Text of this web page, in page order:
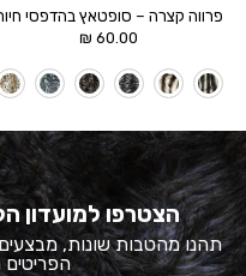
פרווה קצרה – סופטאץ בהדפסי
60.00
₪
הצטרפו למועדון
תהנו מהטבות שונות,